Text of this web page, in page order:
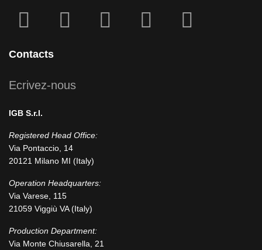
square
Contacts
Ecrivez-nous
IGB S.r.l.
Registered Head Office:
Via Pontaccio, 14
20121 Milano MI (Italy)
Operation Headquarters:
Via Varese, 115
21059 Viggiù VA (Italy)
Production Department:
Via Monte Chiusarella, 21